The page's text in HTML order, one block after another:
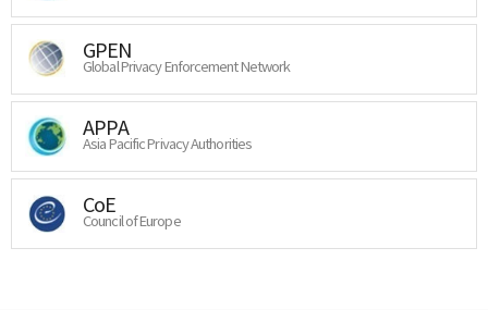
GPEN
Global Privacy Enforcement Network
APPA
Asia Pacific Privacy Authorities
CoE
Council of Europe